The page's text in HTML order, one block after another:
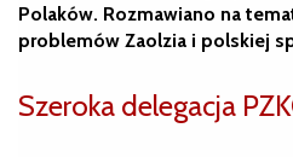
Polaków. Rozmawiano na
problemów Zaolzia i polskiej
Szeroka delegacja